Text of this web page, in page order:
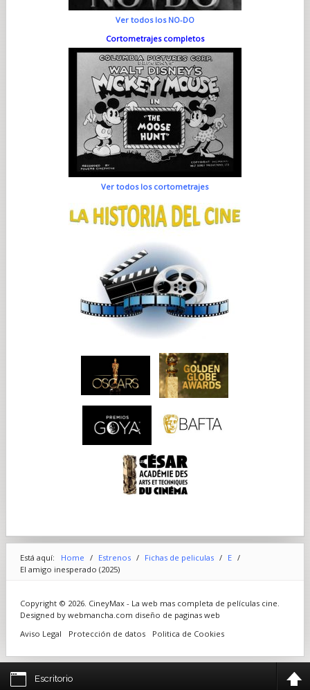
¿Qué puede decir de Aure Atika y Clara Bretheau, las dos
actrices que actúan junto a usted?...
Nunca había rodado con Aure; me parece maravillosa y muy
elegante. También me encantó trabajar con Clara. La mejor
prueba es que la contraté para una obra de teatro. En
definitiva, disfruté mucho evolucionando dentro de este
grupo de actores y actrices, y creo que el reparto es excelente
en todos los sentidos. Era necesario, porque es una película en
la que los actores tienen un papel muy destacado.
Sobre el rodaje, Fabienne godet habla de una reunión con los
actores cada mañana, sin los técnicos,antes de empezar la
jornada. ¿le gustaron esos momentos?...
Sí, es una especie de ensayo sin cámara en el que definimos la
escena en su totalidad —sobre todo cuando es larga— y su
puesta en escena entre nosotros. Es muy valioso, porque
permite encontrar ideas, incluso de encuadre, como cuando
Baptiste se sienta en el escritorio de Pierre y llama a Elsa por
primera vez. De repente veía el “cuadro” de Baptiste en mí
este método de trabajo de manera sistemática todos los días.
Me gustan esos momentos de reflexión en los que, un poco
como en el teatro, la luz aparece sin que sepamos
exactamente quién la ha encendido. Es un trabajo de
resolución colectiva, pero exige escuchar a todos. Además,
esos momentos tranquilos antes de la preparación técnica
también favorecen el ambiente y la colaboración entre
dirección e interpretación.
En un rodaje, cuando actúa, ¿olvida completamente que
también es director y se apoya totalmente en la directora?...
Más bien sí. En el cine entran en juego cuestiones como el
ángulo de las cámaras, las focales elegidas o el plan de trabajo,
controla. Por eso confío completamente en quien está al
mando y me gusta no tener esa responsabilidad. Pero sigo
observando la puesta en escena, no para dar mi opinión (a
todo. Siempre es interesante.
La película trata en el fondo sobre el cambio. Pierre se
transforma gracias a Baptiste. ¿Cree que sin los
también. Todo es una cuestión de relación. Pierre, sin
Baptiste, nunca evolucionaría.
Esta extraña idea de recurrir a un imitador puede parecer
mismo había hecho el vacío. Incluso entre él y su padre, con
quien tenía razones para evitar el contacto, porque ese padre
también a la de un hijo que Chozène no tiene, al que
capaz de realizarse en su propio ámbito. Así, el cuento termina
beneficiando a todos.
Ver todos los NO-DO
Cortometrajes completos
Ver todos los cortometrajes
Está aquí: Home / Estrenos / Fichas de peliculas / E /
El amigo inesperado (2025)
Copyright © 2026. CineyMax - La web mas completa de películas cine.
Designed by webmancha.com diseño de paginas web
Aviso Legal
Protección de datos Politica de Cookies
Escritorio